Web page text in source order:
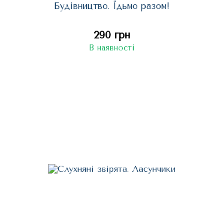
Будівництво. Їдьмо разом!
290 грн
В наявності